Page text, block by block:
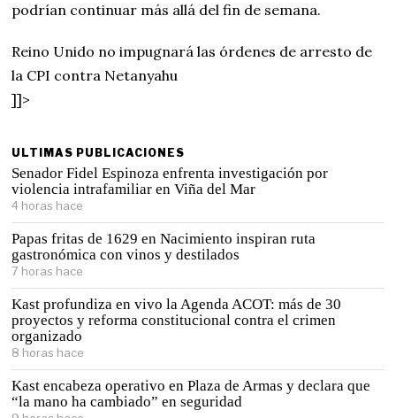
podrían continuar más allá del fin de semana.
Reino Unido no impugnará las órdenes de arresto de
la CPI contra Netanyahu
]]>
ULTIMAS PUBLICACIONES
Senador Fidel Espinoza enfrenta investigación por
violencia intrafamiliar en Viña del Mar
4 horas hace
Papas fritas de 1629 en Nacimiento inspiran ruta
gastronómica con vinos y destilados
7 horas hace
Kast profundiza en vivo la Agenda ACOT: más de 30
proyectos y reforma constitucional contra el crimen
organizado
8 horas hace
Kast encabeza operativo en Plaza de Armas y declara que
“la mano ha cambiado” en seguridad